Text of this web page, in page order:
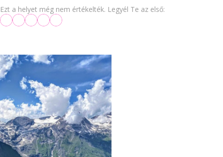
Ezt a helyet még nem értékelték. Legyél Te az első: